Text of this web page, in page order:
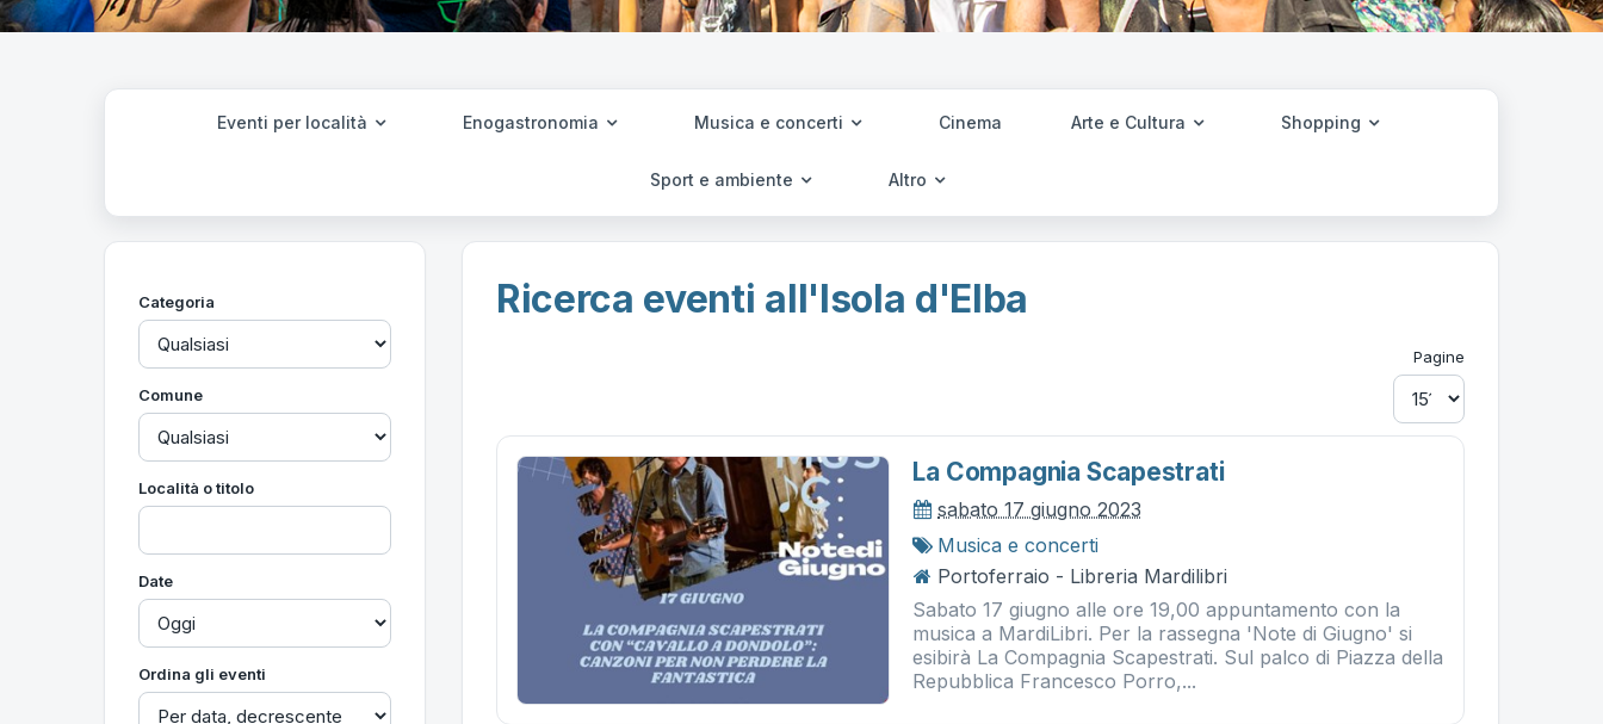
Eventi per località Enogastronomia Musica e concerti Cinema Arte e Cultura Shopping
Sport e ambiente Altro
Categoria
Comune
Località o titolo
Date
Ordina gli eventi
Ricerca eventi all'Isola d'Elba
Pagine
La Compagnia Scapestrati
sabato 17 giugno 2023
Musica e concerti
Portoferraio - Libreria Mardilibri
Sabato 17 giugno alle ore 19,00 appuntamento con la
musica a MardiLibri. Per la rassegna 'Note di Giugno' si
esibirà La Compagnia Scapestrati. Sul palco di Piazza della
Repubblica Francesco Porro,...